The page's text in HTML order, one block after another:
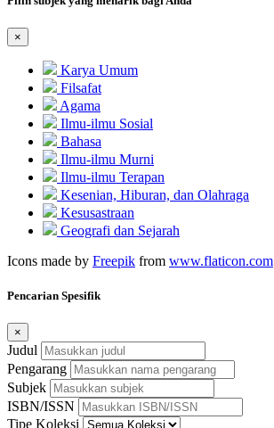
×
Karya Umum
Filsafat
Agama
Ilmu-ilmu Sosial
Bahasa
Ilmu-ilmu Murni
Ilmu-ilmu Terapan
Kesenian, Hiburan, dan Olahraga
Kesusastraan
Geografi dan Sejarah
Icons made by Freepik from www.flaticon.com
Pencarian Spesifik
×
Judul
Pengarang
Subjek
ISBN/ISSN
Tipe Koleksi